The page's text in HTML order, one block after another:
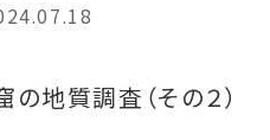
地質調査（その２）